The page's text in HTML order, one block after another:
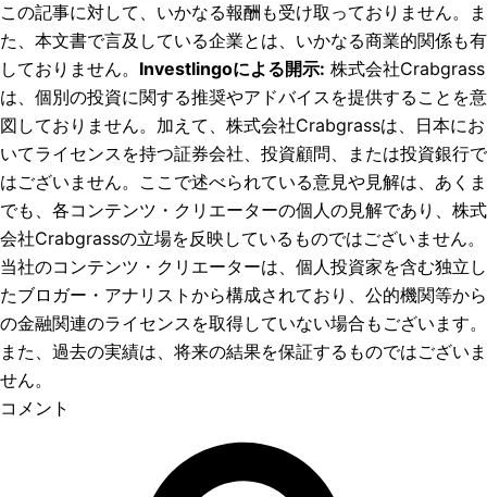
この記事に対して、いかなる報酬も受け取っておりません。ま
た、本文書で言及している企業とは、いかなる商業的関係も有
しておりません。 Investlingoによる開示: 株式会社Crabgrass
は、個別の投資に関する推奨やアドバイスを提供することを意
図しておりません。加えて、株式会社Crabgrassは、日本にお
いてライセンスを持つ証券会社、投資顧問、または投資銀行で
はございません。ここで述べられている意見や見解は、あくま
でも、各コンテンツ・クリエーターの個人の見解であり、株式
会社Crabgrassの立場を反映しているものではございません。
当社のコンテンツ・クリエーターは、個人投資家を含む独立し
たブロガー・アナリストから構成されており、公的機関等から
の金融関連のライセンスを取得していない場合もございます。
また、過去の実績は、将来の結果を保証するものではございま
せん。
コメント